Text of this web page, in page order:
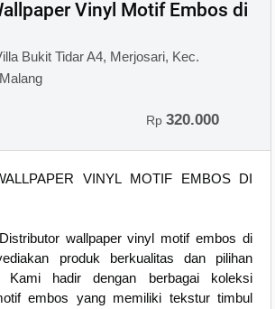
Vinyl Motif Embos di
Bukit Tidar A4, Merjosari, Kec.
Rp320.000
VINYL MOTIF EMBOS DI
wallpaper vinyl motif embos di
produk berkualitas dan pilihan
Kami hadir dengan berbagai koleksi
embos yang memiliki tekstur timbul